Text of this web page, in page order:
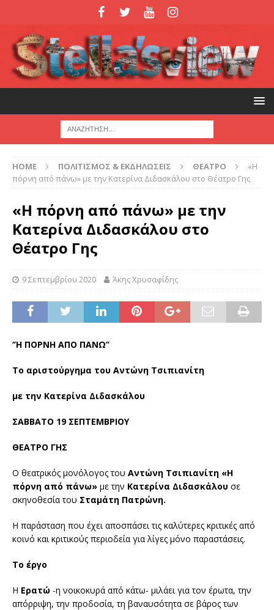
HOME ΠΟΛΙΤΙΣΜΟΣ & ΕΚΔΗΛΩΣΕΙΣ ΘΕΑΤΡΟ
«Η
πόρνη από πάνω» με την Κατερίνα Διδασκάλου στο Θέατρο Γης
«Η πόρνη από πάνω» με την
Κατερίνα Διδασκάλου στο
Θέατρο Γης
9 Σεπτεμβρίου 2020 Άκης Χρυσαφίδης
‘’Η ΠΟΡΝΗ ΑΠΟ ΠΑΝΩ’’
Το αριστούργημα του Αντώνη Τσιπιανίτη
με την Κατερίνα Διδασκάλου
ΣΑΒΒΑΤΟ 19 ΣΕΠΤΕΜΒΡΙΟΥ
ΘΕΑΤΡΟ ΓΗΣ
Ο θεατρικός μονόλογος του Αντώνη Τσιπιανίτη «Η
πόρνη από πάνω» με την Κατερίνα Διδασκάλου σε
σκηνοθεσία του Σταμάτη Πατρώνη.
Η παράσταση που έχει αποσπάσει τις καλύτερες κριτικές από
κοινό και κριτικούς περιοδεία για λίγες μόνο παραστάσεις.
Το έργο
Η Ερατώ -η νοικοκυρά από κάτω- μιλάει για τον έρωτα, την
απόρριψη, την προδοσία, τη βαναυσότητα σε βάρος των